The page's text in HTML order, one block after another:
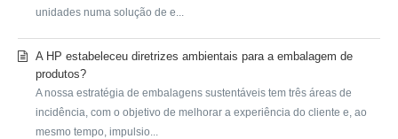
unidades numa solução de e...
A HP estabeleceu diretrizes ambientais para a embalagem de
produtos?
A nossa estratégia de embalagens sustentáveis tem três áreas de
incidência, com o objetivo de melhorar a experiência do cliente e, ao
mesmo tempo, impulsio...